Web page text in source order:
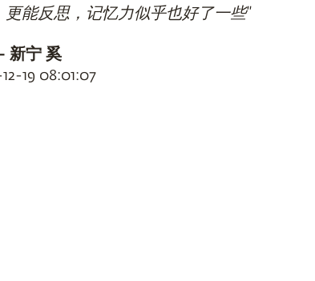
能反思，记忆力似乎也好了一些"
- 新宁 奚
19 08:01:07